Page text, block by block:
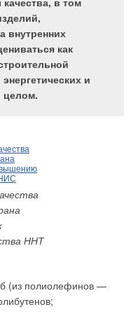
внутренних
как
и
целом.
ННТ
(из полиолефинов —
перевооружению, в
с
деятельности
реализованных
из перспективных
технологической
и
автоматизированных
программно-
существенно
получить
и
по каждому
установки
тепла
котел большой
топливо,
его работы и
КПД